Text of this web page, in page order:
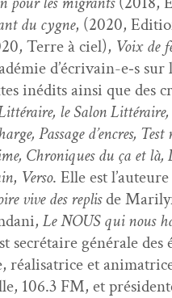
du cygne, (2020,
Terre à ciel), Voix de
d’écrivain-e‑s
inédits ain­si que des
le Salon
Pas­sage d’en­cres,
Chroniques du ça et là,
, Ver­so. Elle est
vive des replisde
Le NOUS qui nous
secré­taire générale
réal­isatrice et
106.3 FM, et